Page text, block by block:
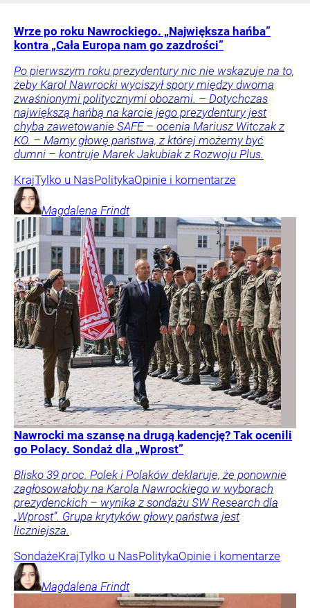
Wrze po roku Nawrockiego. „Największa hańba”
kontra „Cała Europa nam go zazdrości”
Po pierwszym roku prezydentury nic nie wskazuje na to,
żeby Karol Nawrocki wyciszył spory między dwoma
zwaśnionymi politycznymi obozami. – Dotychczas
największą hańbą na karcie jego prezydentury jest
chyba zawetowanie SAFE – ocenia Mariusz Witczak z
KO. – Mamy głowę państwa, z której możemy być
dumni – kontruje Marek Jakubiak z Rozwoju Plus.
KrajTylko u NasPolitykaOpinie i komentarze
Magdalena Frindt
Nawrocki ma szansę na drugą kadencję? Tak ocenili
go Polacy. Sondaż dla „Wprost”
Blisko 39 proc. Polek i Polaków deklaruje, że ponownie
zagłosowałoby na Karola Nawrockiego w wyborach
prezydenckich – wynika z sondażu SW Research dla
„Wprost”. Grupa krytyków głowy państwa jest
liczniejsza.
SondażeKrajTylko u NasPolitykaOpinie i komentarze
Magdalena Frindt